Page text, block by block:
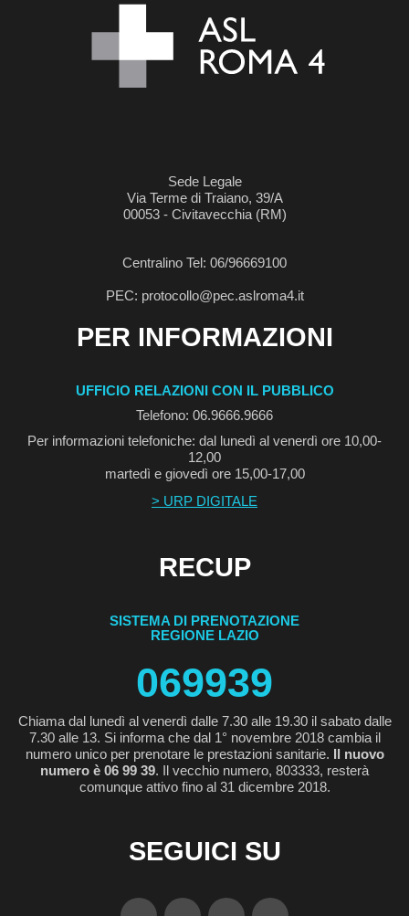
Sede Legale
Via Terme di Traiano, 39/A
00053 - Civitavecchia (RM)
Centralino Tel: 06/96669100
PEC: protocollo@pec.aslroma4.it
PER INFORMAZIONI
UFFICIO RELAZIONI CON IL PUBBLICO
Telefono: 06.9666.9666
Per informazioni telefoniche: dal lunedì al venerdì ore 10,00-
12,00
martedì e giovedì ore 15,00-17,00
> URP DIGITALE
RECUP
SISTEMA DI PRENOTAZIONE
REGIONE LAZIO
069939
Chiama dal lunedì al venerdì dalle 7.30 alle 19.30 il sabato dalle
7.30 alle 13. Si informa che dal 1° novembre 2018 cambia il
numero unico per prenotare le prestazioni sanitarie. Il nuovo
numero è 06 99 39. Il vecchio numero, 803333, resterà
comunque attivo fino al 31 dicembre 2018.
SEGUICI SU